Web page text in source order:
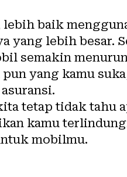
baik
yang lebih besar.
semakin
yang kamu
tetap tidak tahu
kamu
mobilmu.